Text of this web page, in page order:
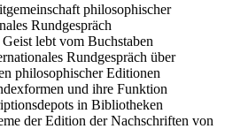
philosophischer
Rundgespräch
lebt vom Buchstaben
Rundgespräch über
philosophischer Editionen
und ihre Funktion
in Bibliotheken
der Edition der Nachschriften von